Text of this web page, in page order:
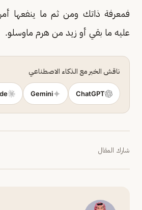
فمعرفة ذاتك ومن ثم ما ينفعها
عليه ما بقي أو زيد من هرم ماوسلو.
ناقش الخبر مع الذكاء الاصطناعي
ChatGPT
Gemini
شارك المقال